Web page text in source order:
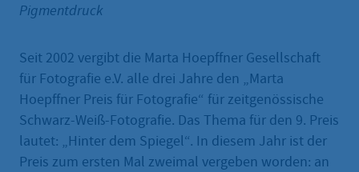
Pigmentdruck
Seit 2002 vergibt die Marta Hoepffner Gesellschaft
für Fotografie e.V. alle drei Jahre den „Marta
Hoepffner Preis für Fotografie“ für zeitgenössische
Schwarz-Weiß-Fotografie. Das Thema für den 9. Preis
lautet: „Hinter dem Spiegel“. In diesem Jahr ist der
Preis zum ersten Mal zweimal vergeben worden: an